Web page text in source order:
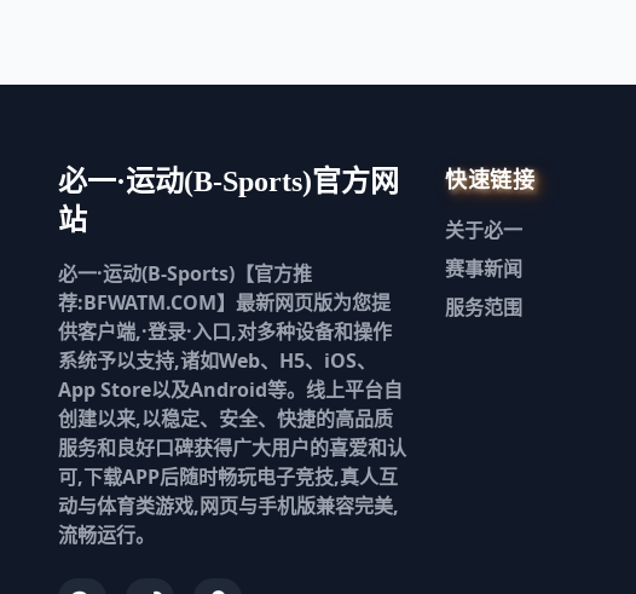
必一·运动(B-Sports)官方网
站
必一·运动(B-Sports)【官方推
荐:BFWATM.COM】最新网页版为您提
供客户端,·登录·入口,对多种设备和操作
系统予以支持,诸如Web、H5、iOS、
App Store以及Android等。线上平台自
创建以来,以稳定、安全、快捷的高品质
服务和良好口碑获得广大用户的喜爱和认
可,下载APP后随时畅玩电子竞技,真人互
动与体育类游戏,网页与手机版兼容完美,
流畅运行。
快速链接
关于必一
赛事新闻
服务范围